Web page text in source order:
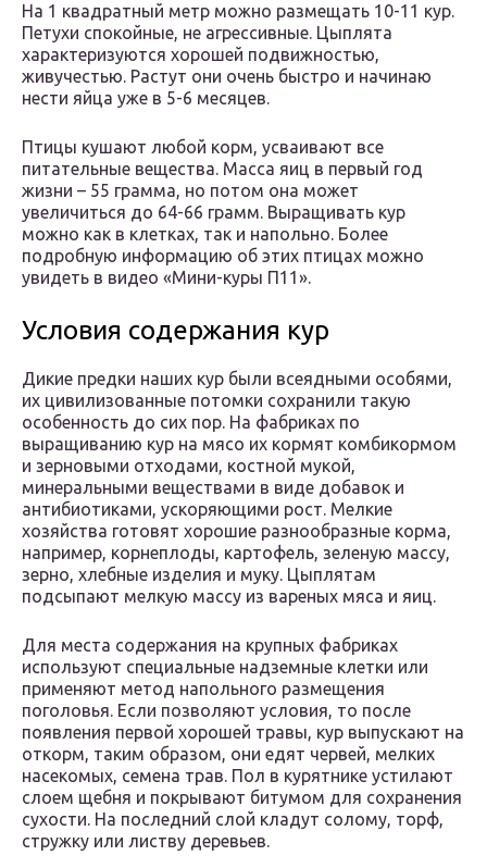
На 1 квадратный метр можно размещать 10-11 кур.
Петухи спокойные, не агрессивные. Цыплята
характеризуются хорошей подвижностью,
живучестью. Растут они очень быстро и начинаю
нести яйца уже в 5-6 месяцев.
Птицы кушают любой корм, усваивают все
питательные вещества. Масса яиц в первый год
жизни – 55 грамма, но потом она может
увеличиться до 64-66 грамм. Выращивать кур
можно как в клетках, так и напольно. Более
подробную информацию об этих птицах можно
увидеть в видео «Мини-куры П11».
Условия содержания кур
Дикие предки наших кур были всеядными особями,
их цивилизованные потомки сохранили такую
особенность до сих пор. На фабриках по
выращиванию кур на мясо их кормят комбикормом
и зерновыми отходами, костной мукой,
минеральными веществами в виде добавок и
антибиотиками, ускоряющими рост. Мелкие
хозяйства готовят хорошие разнообразные корма,
например, корнеплоды, картофель, зеленую массу,
зерно, хлебные изделия и муку. Цыплятам
подсыпают мелкую массу из вареных мяса и яиц.
Для места содержания на крупных фабриках
используют специальные надземные клетки или
применяют метод напольного размещения
поголовья. Если позволяют условия, то после
появления первой хорошей травы, кур выпускают на
откорм, таким образом, они едят червей, мелких
насекомых, семена трав. Пол в курятнике устилают
слоем щебня и покрывают битумом для сохранения
сухости. На последний слой кладут солому, торф,
стружку или листву деревьев.